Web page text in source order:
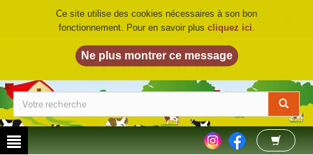
LA FERME DU BIO©
Ce site utilise des cookies nécessaires à son bon
fonctionnement. Pour en savoir plus cliquez ici.